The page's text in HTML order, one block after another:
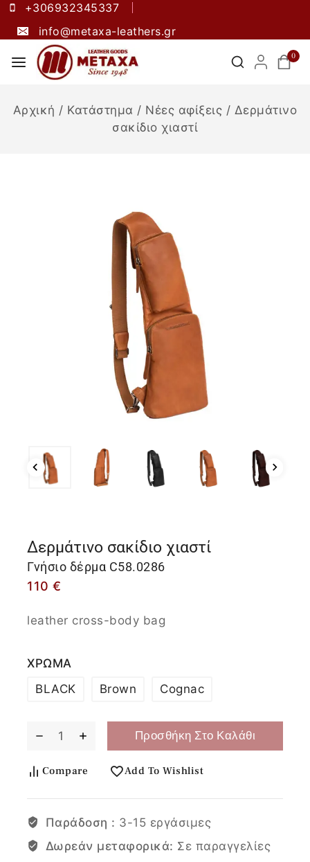
+306932345337
info@metaxa-leathers.gr
0
Αρχική / Κατάστημα / Νέες αφίξεις / Δερμάτινο
σακίδιο χιαστί
Δερμάτινο σακίδιο χιαστί
Γνήσιο δέρμα C58.0286
110 €
leather cross-body bag
ΧΡΩΜΑ
BLACK
Brown Cognac
Προσθήκη Στο Καλάθι
Compare Add To Wishlist
Παράδοση : 3-15 εργάσιμες
Δωρεάν μεταφορικά: Σε παραγγελίες